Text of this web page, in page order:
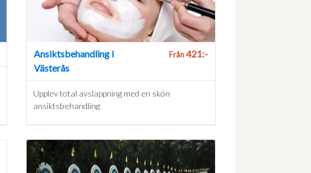
Ansiktsbehandling i
Västerås
Från421:-
Upplev total avslappning med en skön
ansiktsbehandling